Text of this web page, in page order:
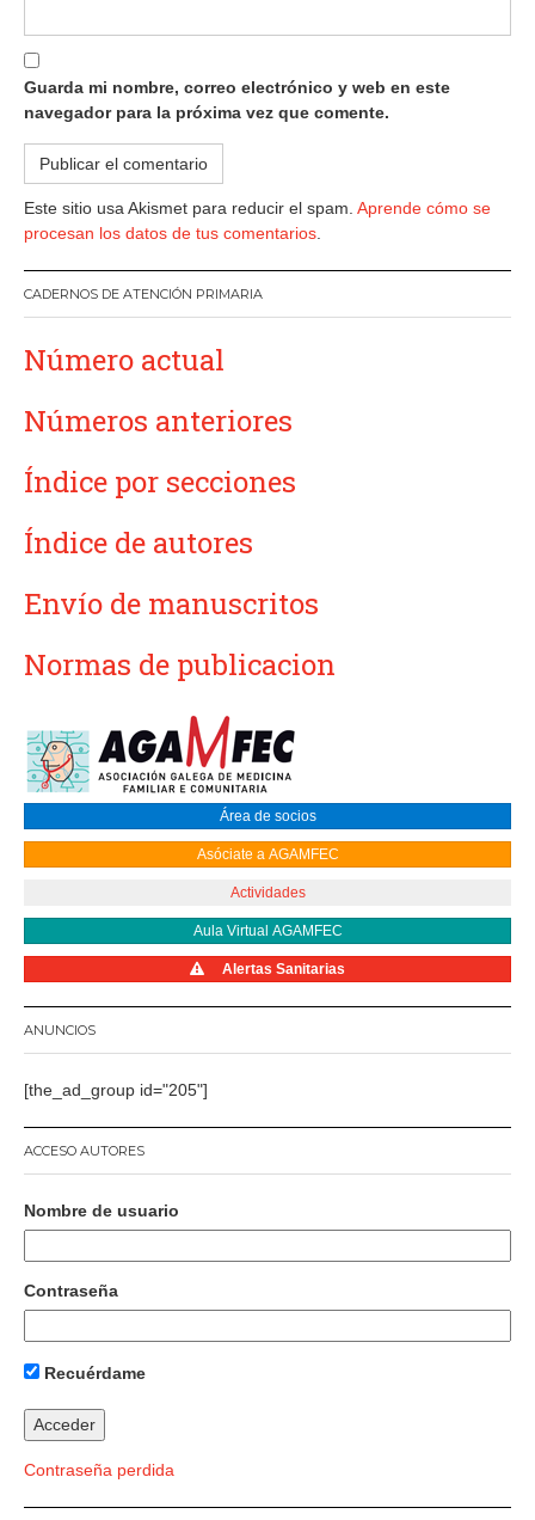
Guarda mi nombre, correo electrónico y web en este
navegador para la próxima vez que comente.
Este sitio usa Akismet para reducir el spam. Aprende cómo se
procesan los datos de tus comentarios
CADERNOS DE ATENCIÓN PRIMARIA
Número actual
Números anteriores
Índice por secciones
Índice de autores
Envío de manuscritos
Normas de publicacion
Área de socios
Asóciate a AGAMFEC
Actividades
Aula Virtual AGAMFEC
Alertas Sanitarias
ANUNCIOS
[the_ad_group id="205"]
ACCESO AUTORES
Nombre de usuario
Contraseña
Recuérdame
Contraseña perdida